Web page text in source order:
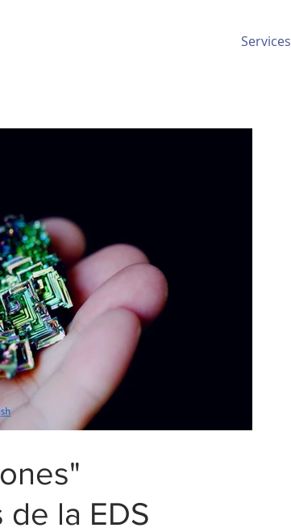
Services
la EDS